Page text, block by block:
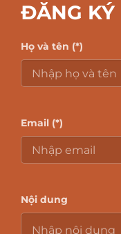
ĐĂNG KÝ
Họ và tên (*)
Email (*)
Nội dung